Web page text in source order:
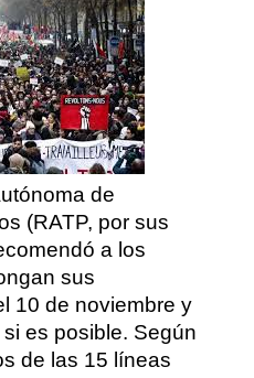
de
(RATP, por sus
a los
sus
10 de noviembre y
es posible. Según
de las 15 líneas